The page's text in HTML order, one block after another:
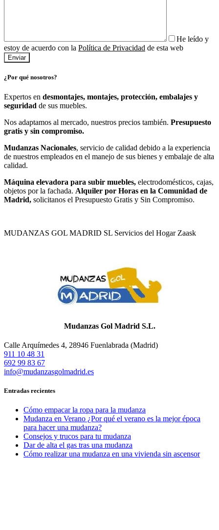
He leído y
estoy de acuerdo con la Política de Privacidad de esta web
¿Por qué nosotros?
Expertos en desmontajes, montajes, protección, embalajes y
seguridad de sus muebles.
Nos adaptamos al mercado, nuestros precios también. Presupuesto
gratis y sin compromiso.
Mudanzas Nacionales, servicio de calidad debido a la experiencia
de nuestros empleados en el manejo de sus bienes y embalaje de alta
calidad.
Máquina elevadora para subir muebles, electrodomésticos, cajas,
objetos por la fachada. Alquiler por Horas en la Comunidad de
Madrid, solicitanos el Presupuesto Gratis y Sin Compromiso.
MUDANZAS GOL MADRID SL Servicios del Hogar Zaask
Mudanzas Gol Madrid S.L.
Calle Arquímedes 4, 28946 Fuenlabrada (Madrid)
911 10 48 31
692 99 83 67
info@mudanzasgolmadrid.es
Entradas recientes
Cómo empacar la ropa para la mudanza
Mudanza en Verano ¿Por qué el verano es la mejor época
para hacer una mudanza?
Consejos y trucos para tu mudanza
Dar de alta el gas tras una mudanza
Cómo realizar una mudanza en una vivienda sin ascensor